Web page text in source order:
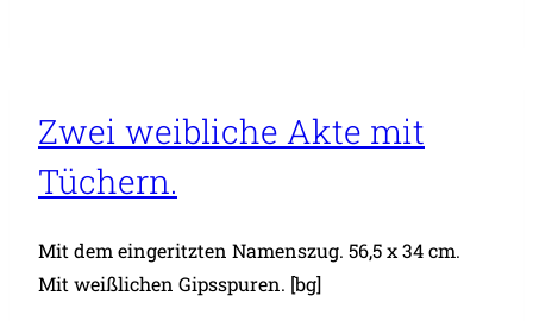
Zwei weibliche Akte mit
Tüchern.
Mit dem eingeritzten Namenszug. 56,5 x 34 cm.
Mit weißlichen Gipsspuren. [bg]